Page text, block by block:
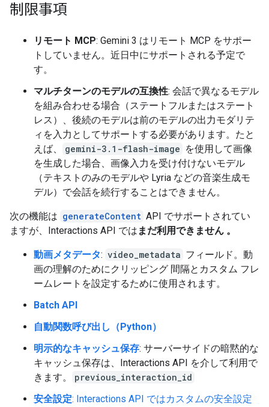
制限事項
リモート MCP: Gemini 3 はリモート MCP をサポー
トしていません。近日中にサポートされる予定で
す。
マルチターンのモデルの互換性: 会話で異なるモデル
を組み合わせる場合（ステートフルまたはステート
レス）、後続のモデルは前のモデルの出力モダリテ
ィを入力としてサポートする必要があります。たと
えば、
gemini-3.1-flash-image を使用して画像
を生成した場合、画像入力を受け付けないモデル
（テキストのみのモデルや Lyria などの音楽生成モ
デル）で会話を続行することはできません。
次の機能は generateContent API でサポートされてい
ますが、Interactions API では まだ利用できません 。
動画メタデータ: video_metadata フィールド。動
画の理解のためにクリッピング 間隔とカスタム フレ
ームレートを設定するために使用されます。
Batch API
自動関数呼び出し（Python）
明示的なキャッシュ保存: サーバーサイドの暗黙的な
キャッシュ保存は、Interactions API を介して利用で
きます。
previous_interaction_id
安全設定: Interactions API ではカスタムの安全設定